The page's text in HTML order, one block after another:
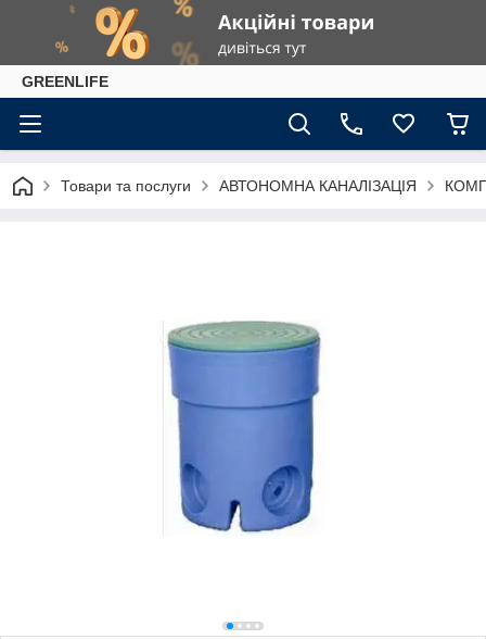
GREENLIFE
Товари та послуги АВТОНОМНА КАНАЛІЗАЦІЯ